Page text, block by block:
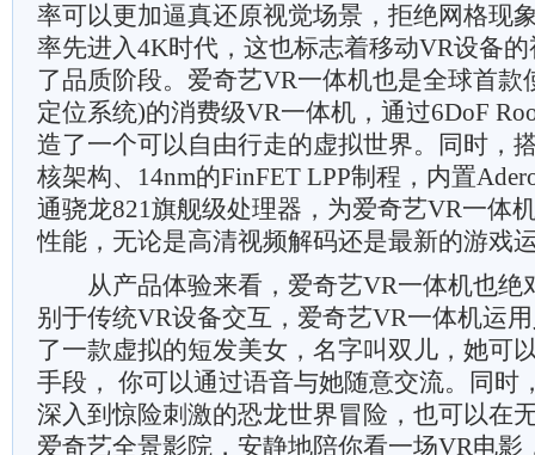
率可以更加逼真还原视觉场景，拒绝网格现
率先进入4K时代，这也标志着移动VR设备
了品质阶段。爱奇艺VR一体机也是全球首款
定位系统)的消费级VR一体机，通过6DoF
造了一个可以自由行走的虚拟世界。同时，
核架构、14nm的FinFET LPP制程，内置
通骁龙821旗舰级处理器，为爱奇艺VR一体
性能，无论是高清视频解码还是最新的游戏
从产品体验来看，爱奇艺VR一体机也绝
别于传统VR设备交互，爱奇艺VR一体机运
了一款虚拟的短发美女，名字叫双儿，她可
手段， 你可以通过语音与她随意交流。同时
深入到惊险刺激的恐龙世界冒险，也可以在
爱奇艺全景影院，安静地陪你看一场VR电影